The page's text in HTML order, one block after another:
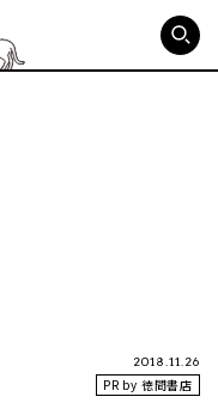
PR by 徳間書店
2018.11.26